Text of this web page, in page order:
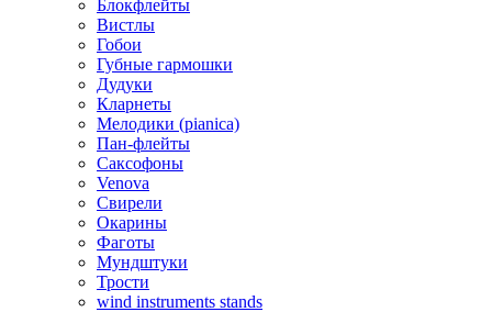
Блокфлейты
Вистлы
Гобои
Губные гармошки
Дудуки
Кларнеты
Мелодики (pianica)
Пан-флейты
Саксофоны
Venova
Свирели
Окарины
Фаготы
Мундштуки
Трости
wind instruments stands